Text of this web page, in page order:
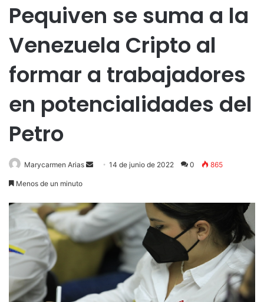
Pequiven se suma a la
Venezuela Cripto al
formar a trabajadores
en potencialidades del
Petro
Marycarmen Arias
Send14 de junio de 2022 0 865
Menos de un minuto